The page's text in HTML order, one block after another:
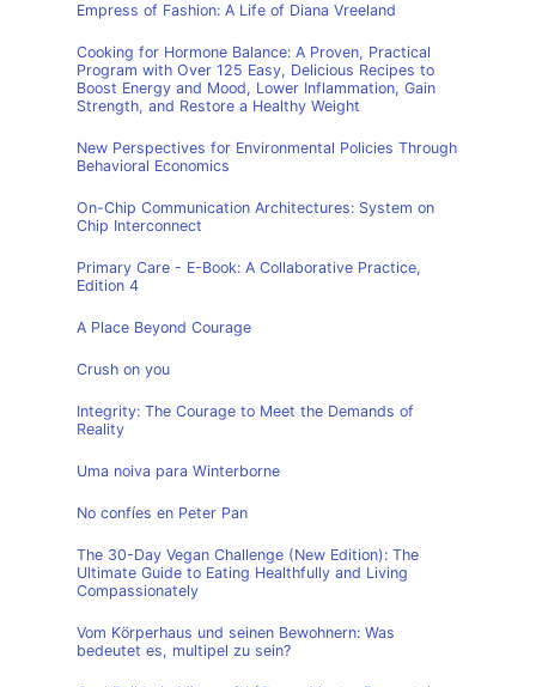
Empress of Fashion: A Life of Diana Vreeland
Cooking for Hormone Balance: A Proven, Practical
Program with Over 125 Easy, Delicious Recipes to
Boost Energy and Mood, Lower Inflammation, Gain
Strength, and Restore a Healthy Weight
New Perspectives for Environmental Policies Through
Behavioral Economics
On-Chip Communication Architectures: System on
Chip Interconnect
Primary Care - E-Book: A Collaborative Practice,
Edition 4
A Place Beyond Courage
Crush on you
Integrity: The Courage to Meet the Demands of
Reality
Uma noiva para Winterborne
No confíes en Peter Pan
The 30-Day Vegan Challenge (New Edition): The
Ultimate Guide to Eating Healthfully and Living
Compassionately
Vom Körperhaus und seinen Bewohnern: Was
bedeutet es, multipel zu sein?